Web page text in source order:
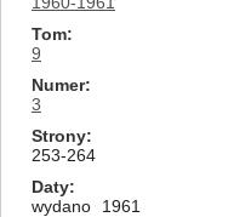
Tom
9
Numer
3
Strony
253-264
Daty
wydano
1961